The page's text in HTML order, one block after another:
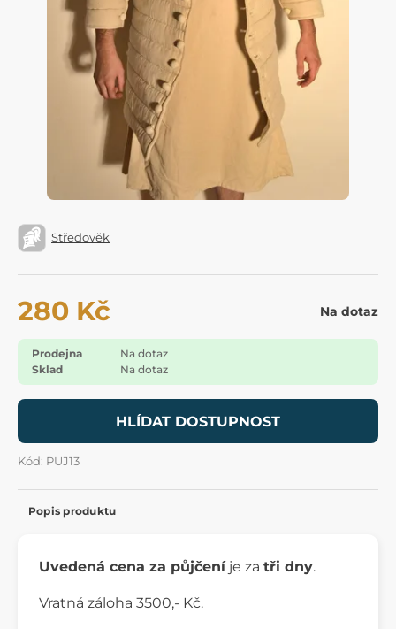
Středověk
280 Kč Na dotaz
Prodejna
Na dotaz
Sklad
Na dotaz
HLÍDAT DOSTUPNOST
Kód: PUJ13
Popis produktu
Uvedená cena za půjčeníje za tři dny.
Vratná záloha 3500,- Kč.